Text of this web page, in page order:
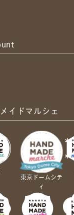
イドマルシェ
東京ドームシテ
ィ